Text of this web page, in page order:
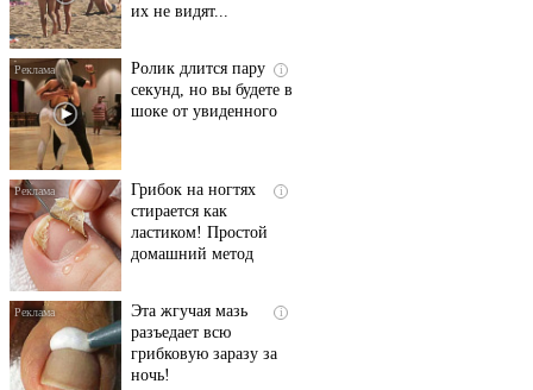
их не видят...
i
Ролик длится пару
секунд, но вы будете в
шоке от увиденного
i
Грибок на ногтях
стирается как
ластиком! Простой
домашний метод
i
Эта жгучая мазь
разъедает всю
грибковую заразу за
ночь!